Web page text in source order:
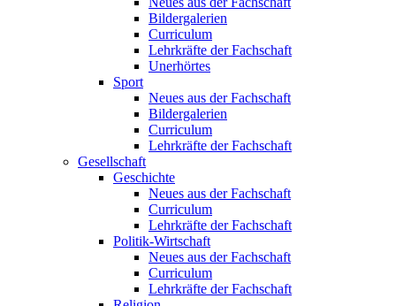
Bildergalerien
Curriculum
Lehrkräfte der Fachschaft
Unerhörtes
Sport
Neues aus der Fachschaft
Bildergalerien
Curriculum
Lehrkräfte der Fachschaft
Gesellschaft
Geschichte
Neues aus der Fachschaft
Curriculum
Lehrkräfte der Fachschaft
Politik-Wirtschaft
Neues aus der Fachschaft
Curriculum
Lehrkräfte der Fachschaft